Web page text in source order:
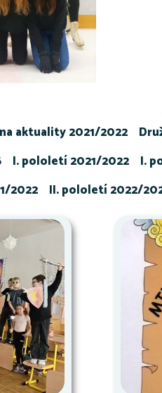
aktuality 2021/2022
I. pololetí 2021/2022 I.
2022
II. pololetí 2022/